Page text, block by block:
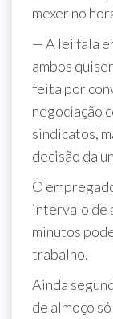
mexer no
— A lei fala
ambos
feita por
negociação
sindicatos,
decisão da
O
intervalo de
minutos
trabalho.
Ainda
de almoço